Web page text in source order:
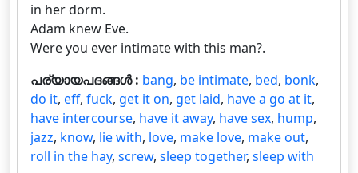
in her dorm.
Adam knew Eve.
Were you ever intimate with this man?.
പര്യായപദങ്ങൾ : bang, be intimate, bed, bonk,
do it, eff, fuck, get it on, get laid, have a go at it,
have intercourse, have it away, have sex, hump,
jazz, know, lie with, love, make love, make out,
roll in the hay, screw, sleep together, sleep with